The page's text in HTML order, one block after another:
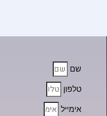
שם
טלפון
אימייל